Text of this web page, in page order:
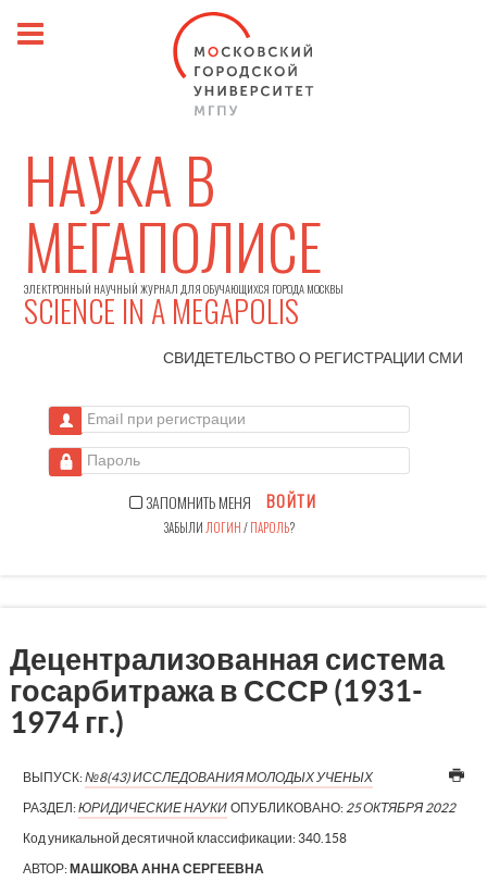
НАУКА В
МЕГАПОЛИСЕ
ЭЛЕКТРОННЫЙ НАУЧНЫЙ ЖУРНАЛ ДЛЯ ОБУЧАЮЩИХСЯ ГОРОДА МОСКВЫ
SCIENCE IN A MEGAPOLIS
СВИДЕТЕЛЬСТВО О РЕГИСТРАЦИИСМИ
Email при регистрации
Пароль
ЗАПОМНИТЬ МЕНЯ ВОЙТИ
ЗАБЫЛИ ЛОГИН/ПАРОЛЬ?
Децентрализованная система
госарбитража в СССР (1931-
1974 гг.)
ВЫПУСК:№8(43) ИССЛЕДОВАНИЯ МОЛОДЫХ УЧЕНЫХ
РАЗДЕЛ:ЮРИДИЧЕСКИЕ НАУКИ ОПУБЛИКОВАНО: 25 ОКТЯБРЯ 2022
Код уникальной десятичной классификации: 340.158
АВТОР:МАШКОВА АННА СЕРГЕЕВНА